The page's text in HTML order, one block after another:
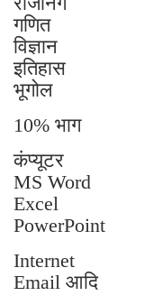
गणित
विज्ञान
इतिहास
भूगोल
10% भाग
कंप्यूटर
MS Word
Excel
PowerPoint
Internet
Email आदि